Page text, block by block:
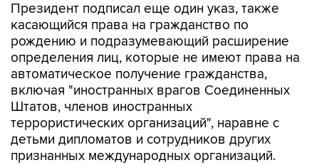
Президент подписал еще один указ, также
касающийся права на гражданство по
рождению и подразумевающий расширение
определения лиц, которые не имеют права на
автоматическое получение гражданства,
включая "иностранных врагов Соединенных
Штатов, членов иностранных
террористических организаций", наравне с
детьми дипломатов и сотрудников других
признанных международных организаций.